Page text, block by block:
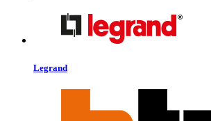
Legrand